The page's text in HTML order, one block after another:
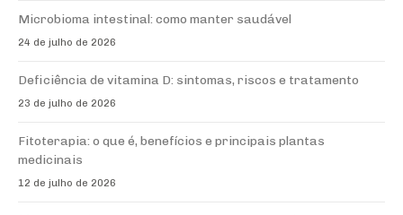
Microbioma intestinal: como manter saudável
24 de julho de 2026
Deficiência de vitamina D: sintomas, riscos e tratamento
23 de julho de 2026
Fitoterapia: o que é, benefícios e principais plantas
medicinais
12 de julho de 2026